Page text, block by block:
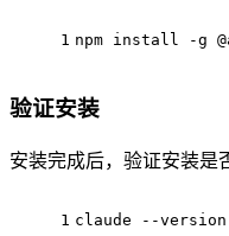
1 npm install -g
验证安装
安装完成后，验证安装是
1 claude --version